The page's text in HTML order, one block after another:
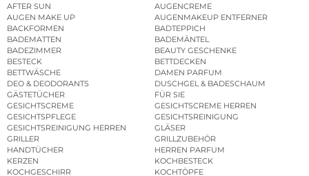
AFTER SUN
AUGENCREME
AUGEN MAKE UP
AUGENMAKEUP ENTFERNER
BACKFORMEN
BADTEPPICH
BADEMATTEN
BADEMÄNTEL
BADEZIMMER
BEAUTY GESCHENKE
BESTECK
BETTDECKEN
BETTWÄSCHE
DAMEN PARFUM
DEO & DEODORANTS
DUSCHGEL & BADESCHAUM
GÄSTETÜCHER
FÜR SIE
GESICHTSCREME
GESICHTSCREME HERREN
GESICHTSPFLEGE
GESICHTSREINIGUNG
GESICHTSREINIGUNG HERREN
GLÄSER
GRILLER
GRILLZUBEHÖR
HANDTÜCHER
HERREN PARFUM
KERZEN
KOCHBESTECK
KOCHGESCHIRR
KOCHTÖPFE